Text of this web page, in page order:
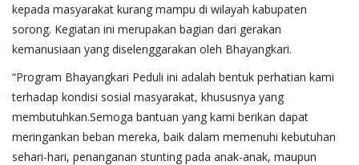
kepada masyarakat kurang mampu di wilayah kabupaten
sorong. Kegiatan ini merupakan bagian dari gerakan
kemanusiaan yang diselenggarakan oleh Bhayangkari.
“Program Bhayangkari Peduli ini adalah bentuk perhatian kami
terhadap kondisi sosial masyarakat, khususnya yang
membutuhkan.Semoga bantuan yang kami berikan dapat
meringankan beban mereka, baik dalam memenuhi kebutuhan
sehari-hari, penanganan stunting pada anak-anak, maupun